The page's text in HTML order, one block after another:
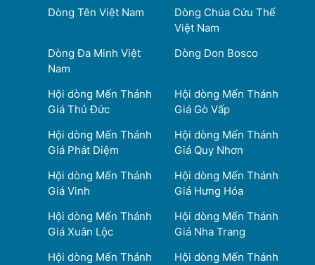
Dòng Tên Việt Nam
Dòng Chúa Cứu Thế
Việt Nam
Dòng Đa Minh Việt
Nam
Dòng Don Bosco
Hội dòng Mến Thánh
Giá Thủ Đức
Hội dòng Mến Thánh
Giá Gò Vấp
Hội dòng Mến Thánh
Giá Phát Diệm
Hội dòng Mến Thánh
Giá Quy Nhơn
Hội dòng Mến Thánh
Giá Vinh
Hội dòng Mến Thánh
Giá Hưng Hóa
Hội dòng Mến Thánh
Giá Xuân Lộc
Hội dòng Mến Thánh
Giá Nha Trang
Hội dòng Mến Thánh
Hội dòng Mến Thánh